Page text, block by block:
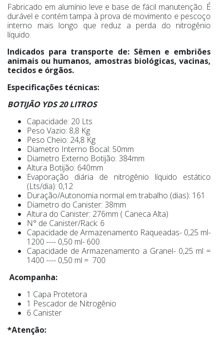
Fabricado em alumínio leve e base de fácil manutenção. É
durável e contém tampa à prova de movimento e pescoço
interno mais longo que reduz a perda do nitrogênio
líquido.
Indicados para transporte de: Sêmen e embriões
animais ou humanos, amostras biológicas, vacinas,
tecidos e órgãos.
Especificações técnicas:
BOTIJÃO YDS 20 LITROS
Capacidade: 20 Lts
Peso Vazio: 8,8 Kg
Peso Cheio: 24,8 Kg
Diametro Interno Bocal: 50mm
Diametro Externo Botijão: 384mm
Altura Botijão: 640mm
Evaporação diária de nitrogênio líquido estático
(Lts/dia): 0,12
Duração/Autonomia normal em trabalho (dias): 161
Diametro do Canister: 38mm
Altura do Canister: 276mm ( Caneca Alta)
N° de Canister/Rack: 6
Capacidade de Armazenamento Raqueadas- 0,25 ml-
1200 ---- 0,50 ml- 600
Capacidade de Armazenamento a Granel- 0,25 ml =
1400 ---- 0,50 ml = 700
Acompanha:
1 Capa Protetora
1 Pescador de Nitrogênio
6 Canister
*Atenção: